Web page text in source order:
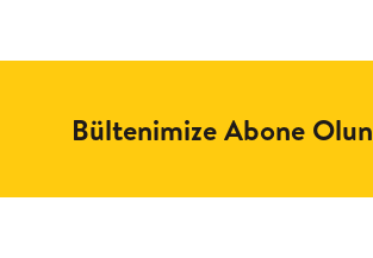
Bültenimize Abone Olun